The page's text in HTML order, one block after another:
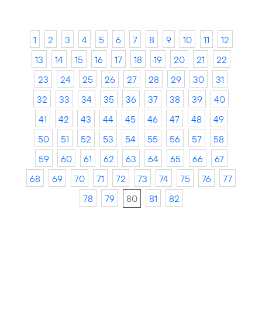
1 2 3 4 5 6 7 8 9 10 11
12
13
14 15 16 17 18 19 20 21
22
23
24 25 26 27 28 29 30
31
32
33 34 35 36 37 38 39
40
41
42 43 44 45 46 47 48
49
50
51 52 53 54 55 56 57
58
59
60 61 62 63 64 65 66
67
68
69 70 71 72 73 74 75 76
77
78
79 80 81 82